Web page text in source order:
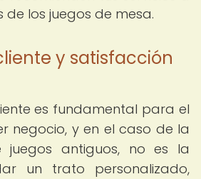
los juegos de mesa.
y satisfacción
es fundamental para el
negocio, y en el caso de la
juegos antiguos, no es la
un trato personalizado,